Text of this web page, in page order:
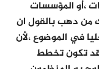
،أو المؤسسات
من دهب بالقول ان
في الموضوع ،لأن
تكون تخطط